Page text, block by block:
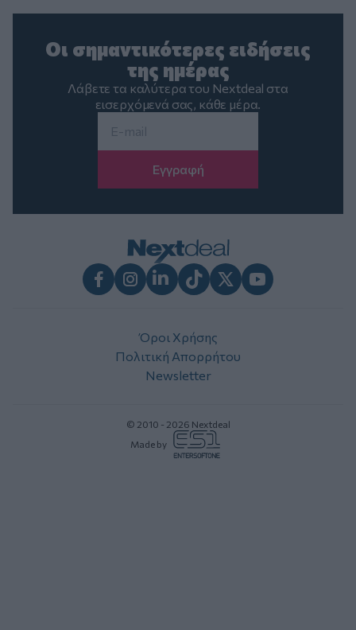
Οι σημαντικότερες ειδήσεις
της ημέρας
Λάβετε τα καλύτερα του Nextdeal στα
εισερχόμενά σας, κάθε μέρα.
Όροι Χρήσης
Πολιτική Απορρήτου
Newsletter
© 2010 - 2026 Nextdeal
Made by